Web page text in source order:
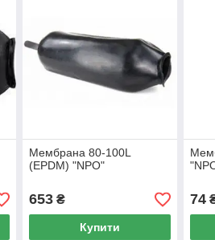
Мембрана 80-100L
(EPDM) "NPO"
653₴
Купити
74